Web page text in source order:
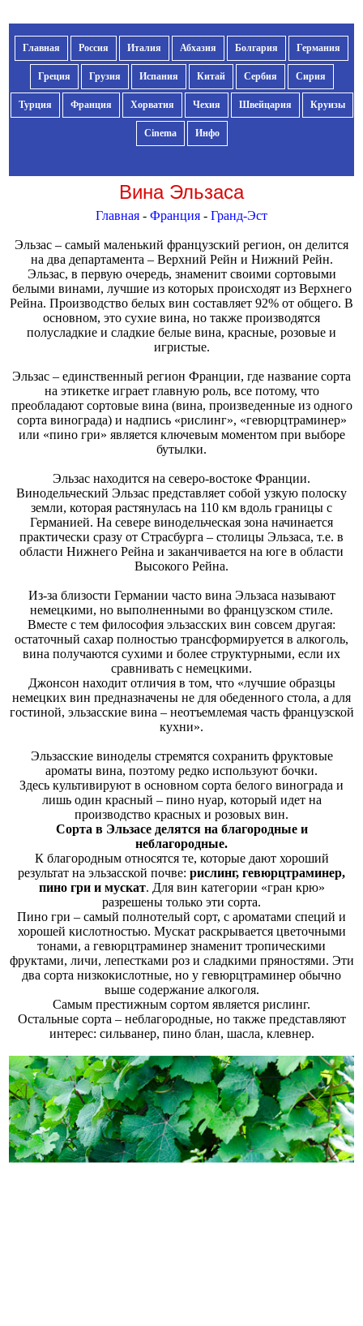
Главная Россия Италия Абхазия Болгария Германия
Греция Грузия Испания Китай Сербия Сирия
Турция Франция Хорватия Чехия Швейцария Круизы
Cinema Инфо
Вина Эльзаса
Главная - Франция - Гранд-Эст
Эльзас – самый маленький французский регион, он делится
на два департамента – Верхний Рейн и Нижний Рейн.
Эльзас, в первую очередь, знаменит своими сортовыми
белыми винами, лучшие из которых происходят из Верхнего
Рейна. Производство белых вин составляет 92% от общего. В
основном, это сухие вина, но также производятся
полусладкие и сладкие белые вина, красные, розовые и
игристые.
Эльзас – единственный регион Франции, где название сорта
на этикетке играет главную роль, все потому, что
преобладают сортовые вина (вина, произведенные из одного
сорта винограда) и надпись «рислинг», «гевюрцтраминер»
или «пино гри» является ключевым моментом при выборе
бутылки.
Эльзас находится на северо-востоке Франции.
Винодельческий Эльзас представляет собой узкую полоску
земли, которая растянулась на 110 км вдоль границы с
Германией. На севере винодельческая зона начинается
практически сразу от Страсбурга – столицы Эльзаса, т.е. в
области Нижнего Рейна и заканчивается на юге в области
Высокого Рейна.
Из-за близости Германии часто вина Эльзаса называют
немецкими, но выполненными во французском стиле.
Вместе с тем философия эльзасских вин совсем другая:
остаточный сахар полностью трансформируется в алкоголь,
вина получаются сухими и более структурными, если их
сравнивать с немецкими.
Джонсон находит отличия в том, что «лучшие образцы
немецких вин предназначены не для обеденного стола, а для
гостиной, эльзасские вина – неотъемлемая часть французской
кухни».
Эльзасские виноделы стремятся сохранить фруктовые
ароматы вина, поэтому редко используют бочки.
Здесь культивируют в основном сорта белого винограда и
лишь один красный – пино нуар, который идет на
производство красных и розовых вин.
Сорта в Эльзасе делятся на благородные и
неблагородные.
К благородным относятся те, которые дают хороший
результат на эльзасской почве: рислинг, гевюрцтраминер,
пино гри и мускат. Для вин категории «гран крю»
разрешены только эти сорта.
Пино гри – самый полнотелый сорт, с ароматами специй и
хорошей кислотностью. Мускат раскрывается цветочными
тонами, а гевюрцтраминер знаменит тропическими
фруктами, личи, лепестками роз и сладкими пряностями. Эти
два сорта низкокислотные, но у гевюрцтраминер обычно
выше содержание алкоголя.
Самым престижным сортом является рислинг.
Остальные сорта – неблагородные, но также представляют
интерес: сильванер, пино блан, шасла, клевнер.